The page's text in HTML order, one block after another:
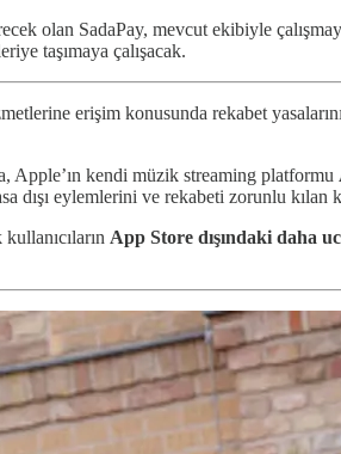
olan SadaPay, mevcut ekibiyle
taşımaya çalışacak.
erişim konusunda rekabet
Apple’ın kendi müzik streaming platformu
dışı eylemlerini ve rekabeti zorunlu
App Store dışındaki daha